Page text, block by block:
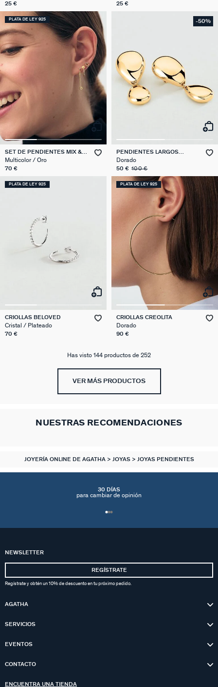
25 € 25 €
PLATA DE LEY 925
SET DE PENDIENTES MIX &
MATCH
Multicolor / Oro
70 €
-50%
PENDIENTES LARGOS
DANAE
Dorado
50 € 100 €
PLATA DE LEY 925
CRIOLLAS BELOVED
Cristal / Plateado
70 €
PLATA DE LEY 925
CRIOLLAS CREOLITA
Dorado
90 €
Has visto 144 productos de 252
VER MÁS PRODUCTOS
NUESTRAS RECOMENDACIONES
JOYERÍA ONLINE DE AGATHA JOYAS JOYAS PENDIENTES
30 DÍAS
para cambiar de opinión
NEWSLETTER
REGÍSTRATE
Regístrate y obtén un 10% de descuento en tu próximo pedido.
AGATHA
SERVICIOS
EVENTOS
CONTACTO
ENCUENTRA UNA TIENDA